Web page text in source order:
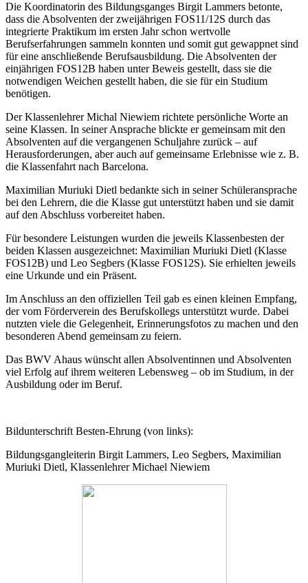
Die Koordinatorin des Bildungsganges Birgit Lammers betonte,
dass die Absolventen der zweijährigen FOS11/12S durch das
integrierte Praktikum im ersten Jahr schon wertvolle
Berufserfahrungen sammeln konnten und somit gut gewappnet sind
für eine anschließende Berufsausbildung. Die Absolventen der
einjährigen FOS12B haben unter Beweis gestellt, dass sie die
notwendigen Weichen gestellt haben, die sie für ein Studium
benötigen.
Der Klassenlehrer Michal Niewiem richtete persönliche Worte an
seine Klassen. In seiner Ansprache blickte er gemeinsam mit den
Absolventen auf die vergangenen Schuljahre zurück – auf
Herausforderungen, aber auch auf gemeinsame Erlebnisse wie z. B.
die Klassenfahrt nach Barcelona.
Maximilian Muriuki Dietl bedankte sich in seiner Schüleransprache
bei den Lehrern, die die Klasse gut unterstützt haben und sie damit
auf den Abschluss vorbereitet haben.
Für besondere Leistungen wurden die jeweils Klassenbesten der
beiden Klassen ausgezeichnet: Maximilian Muriuki Dietl (Klasse
FOS12B) und Leo Segbers (Klasse FOS12S). Sie erhielten jeweils
eine Urkunde und ein Präsent.
Im Anschluss an den offiziellen Teil gab es einen kleinen Empfang,
der vom Förderverein des Berufskollegs unterstützt wurde. Dabei
nutzten viele die Gelegenheit, Erinnerungsfotos zu machen und den
besonderen Abend gemeinsam zu feiern.
Das BWV Ahaus wünscht allen Absolventinnen und Absolventen
viel Erfolg auf ihrem weiteren Lebensweg – ob im Studium, in der
Ausbildung oder im Beruf.
Bildunterschrift Besten-Ehrung (von links):
Bildungsgangleiterin Birgit Lammers, Leo Segbers, Maximilian
Muriuki Dietl, Klassenlehrer Michael Niewiem